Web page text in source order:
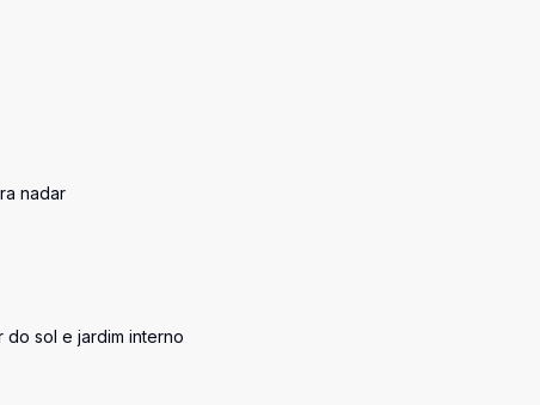
nadar
sol e jardim interno